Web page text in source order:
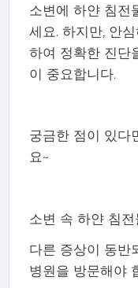
소변에 하얀 침전
세요. 하지만, 안
하여 정확한 진단
이 중요합니다.
궁금한 점이 있다
요~
소변 속 하얀 침
다른 증상이 동반
병원을 방문해야